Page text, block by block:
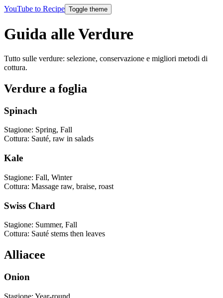
YouTube to Recipe Toggle theme
Guida alle Verdure
Tutto sulle verdure: selezione, conservazione e migliori metodi di
cottura.
Verdure a foglia
Spinach
Stagione: Spring, Fall
Cottura: Sauté, raw in salads
Kale
Stagione: Fall, Winter
Cottura: Massage raw, braise, roast
Swiss Chard
Stagione: Summer, Fall
Cottura: Sauté stems then leaves
Alliacee
Onion
Stagione: Year-round